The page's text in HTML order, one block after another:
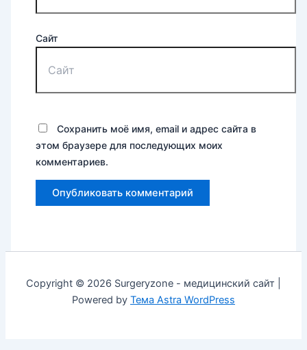
Сайт
Сохранить моё имя, email и адрес сайта в
этом браузере для последующих моих
комментариев.
Copyright © 2026 Surgeryzone - медицинский сайт |
Powered by Тема Astra WordPress